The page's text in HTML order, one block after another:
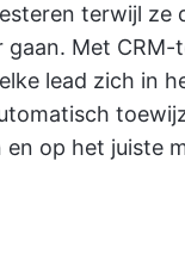
terwijl ze
Met CRM-
lead zich in
en op het juiste